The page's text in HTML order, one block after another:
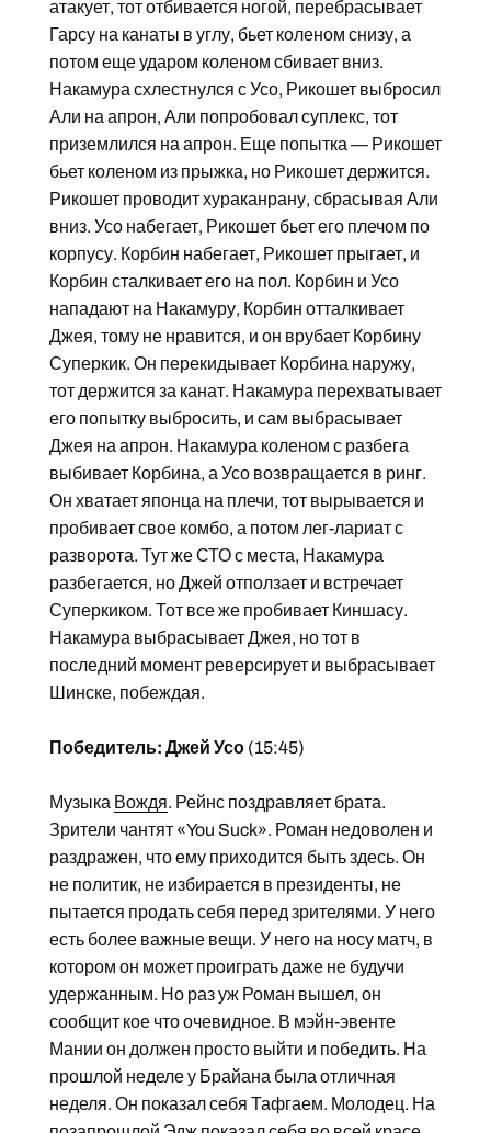
атакует, тот отбивается ногой, перебрасывает
Гарсу на канаты в углу, бьет коленом снизу, а
потом еще ударом коленом сбивает вниз.
Накамура схлестнулся с Усо, Рикошет выбросил
Али на апрон, Али попробовал суплекс, тот
приземлился на апрон. Еще попытка — Рикошет
бьет коленом из прыжка, но Рикошет держится.
Рикошет проводит хураканрану, сбрасывая Али
вниз. Усо набегает, Рикошет бьет его плечом по
корпусу. Корбин набегает, Рикошет прыгает, и
Корбин сталкивает его на пол. Корбин и Усо
нападают на Накамуру, Корбин отталкивает
Джея, тому не нравится, и он врубает Корбину
Суперкик. Он перекидывает Корбина наружу,
тот держится за канат. Накамура перехватывает
его попытку выбросить, и сам выбрасывает
Джея на апрон. Накамура коленом с разбега
выбивает Корбина, а Усо возвращается в ринг.
Он хватает японца на плечи, тот вырывается и
пробивает свое комбо, а потом лег-лариат с
разворота. Тут же СТО с места, Накамура
разбегается, но Джей отползает и встречает
Суперкиком. Тот все же пробивает Киншасу.
Накамура выбрасывает Джея, но тот в
последний момент реверсирует и выбрасывает
Шинске, побеждая.
Победитель: Джей Усо(15:45)
Музыка Вождя. Рейнс поздравляет брата.
Зрители чантят «You Suck». Роман недоволен и
раздражен, что ему приходится быть здесь. Он
не политик, не избирается в президенты, не
пытается продать себя перед зрителями. У него
есть более важные вещи. У него на носу матч, в
котором он может проиграть даже не будучи
удержанным. Но раз уж Роман вышел, он
сообщит кое что очевидное. В мэйн-эвенте
Мании он должен просто выйти и победить. На
прошлой неделе у Брайана была отличная
неделя. Он показал себя Тафгаем. Молодец. На